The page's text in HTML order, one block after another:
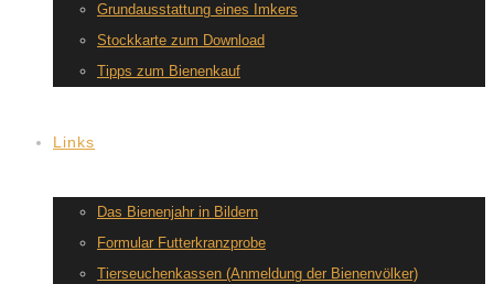
Grundausstattung eines Imkers
Stockkarte zum Download
Tipps zum Bienenkauf
Links
Das Bienenjahr in Bildern
Formular Futterkranzprobe
Tierseuchenkassen (Anmeldung der Bienenvölker)